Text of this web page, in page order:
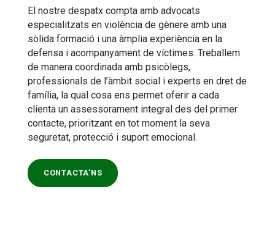
El nostre despatx compta amb advocats
especialitzats en violència de gènere amb una
sòlida formació i una àmplia experiència en la
defensa i acompanyament de víctimes. Treballem
de manera coordinada amb psicòlegs,
professionals de l’àmbit social i experts en dret de
família, la qual cosa ens permet oferir a cada
clienta un assessorament integral des del primer
contacte, prioritzant en tot moment la seva
seguretat, protecció i suport emocional.
CONTACTA’NS